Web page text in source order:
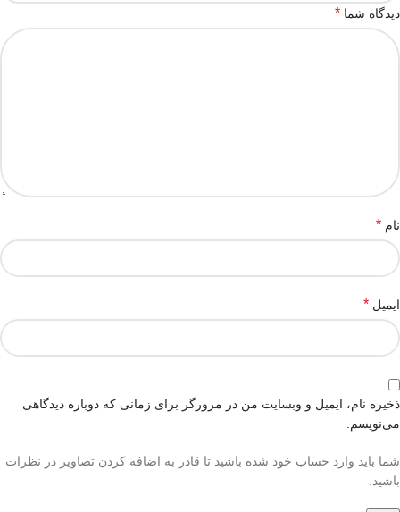
دیدگاه شما *
نام *
ایمیل *
ذخیره نام، ایمیل و وبسایت من در مرورگر برای زمانی که دوباره دیدگاهی
می‌نویسم.
شما باید وارد حساب خود شده باشید تا قادر به اضافه کردن تصاویر در نظرات
باشید.